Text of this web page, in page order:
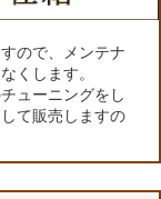
ので、メンテナ
くします。
ューニングをし
て販売しますの